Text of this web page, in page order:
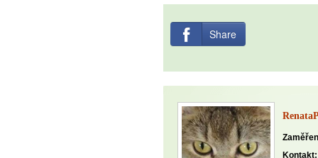
Share
Kontakt: